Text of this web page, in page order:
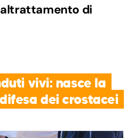
di
vivi: nasce la
dei crostacei